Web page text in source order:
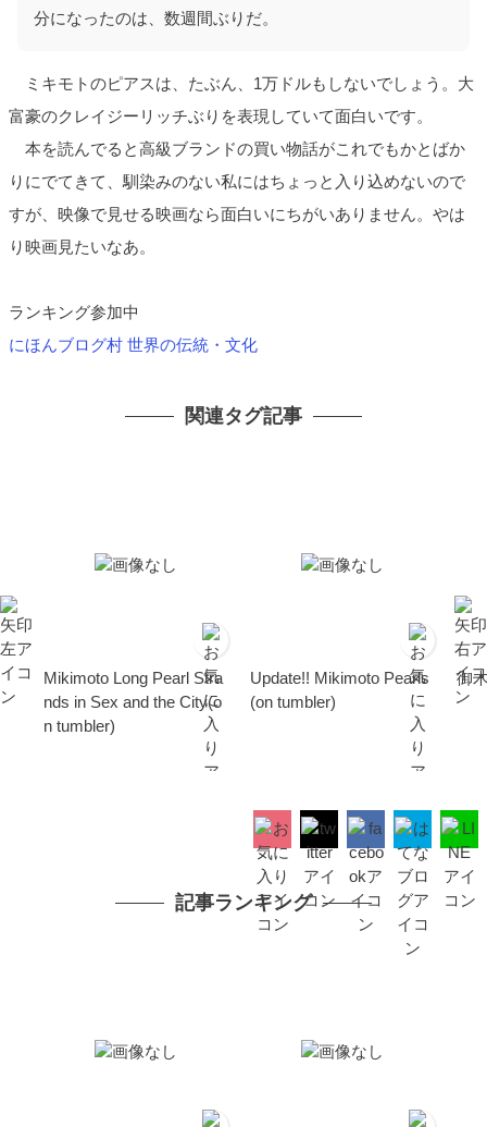
分になったのは、数週間ぶりだ。
ミキモトのピアスは、たぶん、1万ドルもしないでしょう。大
富豪のクレイジーリッチぶりを表現していて面白いです。
本を読んでると高級ブランドの買い物話がこれでもかとばか
りにでてきて、馴染みのない私にはちょっと入り込めないので
すが、映像で見せる映画なら面白いにちがいありません。やは
り映画見たいなあ。
ランキング参加中
にほんブログ村 世界の伝統・文化
関連タグ記事
Mikimoto Long Pearl Stra
nds in Sex and the City(o
n tumbler)
Update!! Mikimoto Pearls
(on tumbler)
御
記事ランキング